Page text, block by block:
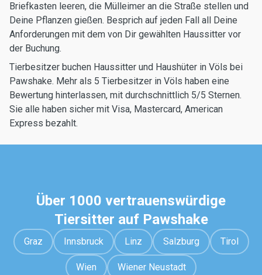
Briefkasten leeren, die Mülleimer an die Straße stellen und
Deine Pflanzen gießen. Besprich auf jeden Fall all Deine
Anforderungen mit dem von Dir gewählten Haussitter vor
der Buchung.
Tierbesitzer buchen Haussitter und Haushüter in Völs bei
Pawshake. Mehr als 5 Tierbesitzer in Völs haben eine
Bewertung hinterlassen, mit durchschnittlich 5/5 Sternen.
Sie alle haben sicher mit Visa, Mastercard, American
Express bezahlt.
Über 1000 vertrauenswürdige
Tiersitter auf Pawshake
Graz Innsbruck Linz Salzburg Tirol
Wien Wiener Neustadt